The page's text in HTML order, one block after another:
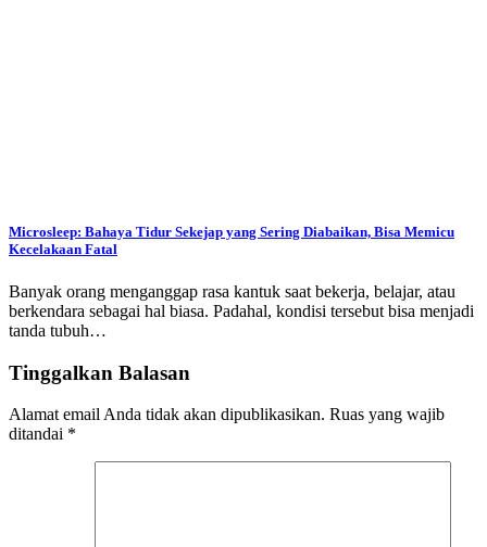
Microsleep: Bahaya Tidur Sekejap yang Sering Diabaikan, Bisa Memicu
Kecelakaan Fatal
Banyak orang menganggap rasa kantuk saat bekerja, belajar, atau
berkendara sebagai hal biasa. Padahal, kondisi tersebut bisa menjadi
tanda tubuh…
Tinggalkan Balasan
Alamat email Anda tidak akan dipublikasikan. Ruas yang wajib
ditandai *